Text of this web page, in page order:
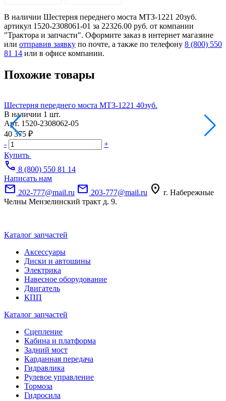
В наличии Шестерня переднего моста МТЗ-1221 20зуб.
артикул 1520-2308061-01 за 22326.00 руб. от компании
"Трактора и запчасти". Оформите заказ в интернет магазине
или отправив заявку по почте, а также по телефону 8 (800) 550
81 14 или в офисе компании.
Похожие товары
Шестерня переднего моста МТЗ-1221 40зуб.
В наличии 1 шт.
Арт. 1520-2308062-05
40 375 ₽
-
+
Купить
call 8 (800) 550 81 14
Написать нам
mail 202-777@mail.ru mail 203-777@mail.ru location_on г. Набережные
Челны Мензелинский тракт д. 9.
Каталог запчастей
Аксессуары
Диски и автошины
Электрика
Навесное оборудование
Двигатель
КПП
Каталог запчастей
Сцепление
Кабина и платформа
Задний мост
Карданная передача
Гидравлика
Рулевое управление
Тормоза
Гидросила